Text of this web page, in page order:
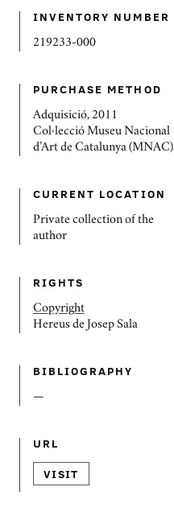
INVENTORY NUMBER
219233-000
PURCHASE METHOD
Adquisició, 2011
Col·lecció Museu Nacional
d’Art de Catalunya (MNAC)
CURRENT LOCATION
Private collection of the
author
RIGHTS
Copyright
Hereus de Josep Sala
BIBLIOGRAPHY
—
URL
VISIT